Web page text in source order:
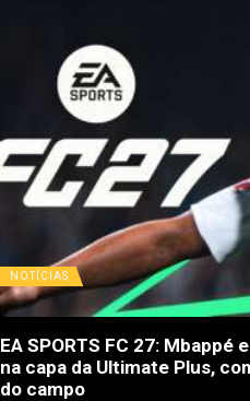
NOTÍCIAS
EA SPORTS FC 27: Mbappé
na capa da Ultimate Plus,
do campo